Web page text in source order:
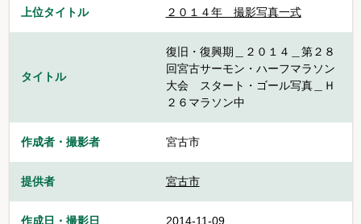
上位タイトル ２０１４年 撮影写真一式
タイトル
復旧・復興期＿２０１４＿第２８
回宮古サーモン・ハーフマラソン
大会 スタート・ゴール写真＿Ｈ
２６マラソン中
作成者・撮影者 宮古市
提供者 宮古市
作成日・撮影日 2014-11-09